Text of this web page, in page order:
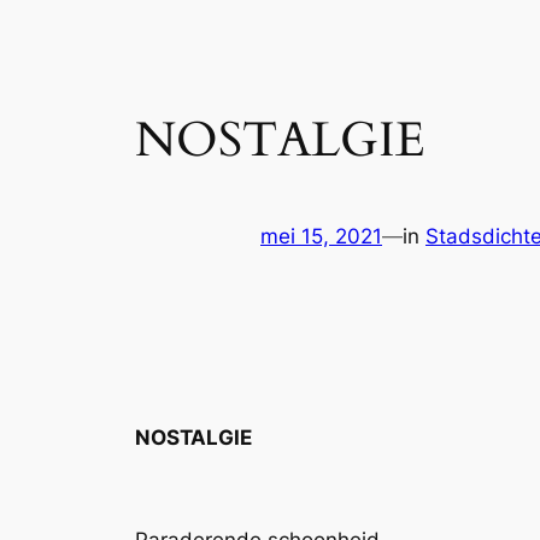
NOSTALGIE
mei 15, 2021—in
NOSTALGIE